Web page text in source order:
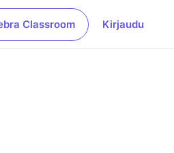
Classroom Kirjaudu